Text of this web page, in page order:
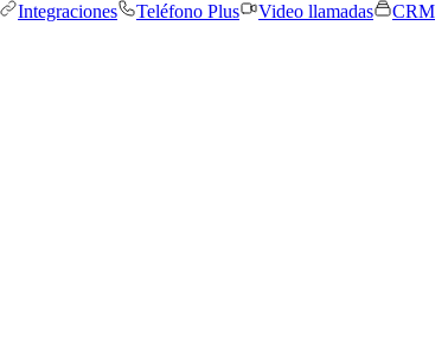
Integraciones Teléfono Plus Video llamadas
CRM